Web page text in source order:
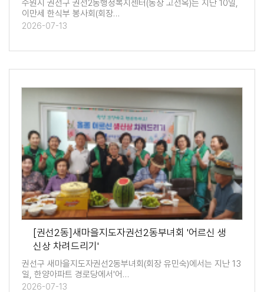
수원시 권선구 권선2동행정복지센터(동장 고선옥)는 지난 10일,
이만세 한식부 봉사회(회장…
2026-07-13
[권선2동]새마을지도자권선2동부녀회 '어르신 생
신상 차려드리기'
권선구 새마을지도자권선2동부녀회(회장 유민숙)에서는 지난 13
일, 한양아파트 경로당에서'어…
2026-07-13